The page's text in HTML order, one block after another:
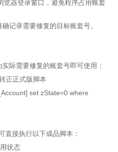
览器登录窗口，避免程序占用账套
记录需要修复的目标账套号。
际需要修复的账套号即可使用：
正正式版脚本
set zState=0 where
直接执行以下成品脚本：
状态